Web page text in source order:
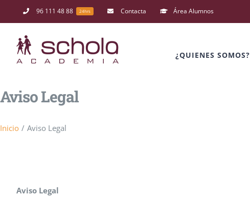
al
contenido
96 111 48 88 24hrs Contacta Área Alumnos
¿QUIENES SOMOS?
Aviso Legal
Inicio / Aviso Legal
Aviso Legal